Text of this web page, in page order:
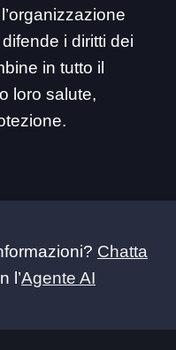
i diritti dei
in tutto il
loro salute,
Chatta
l’Agente AI